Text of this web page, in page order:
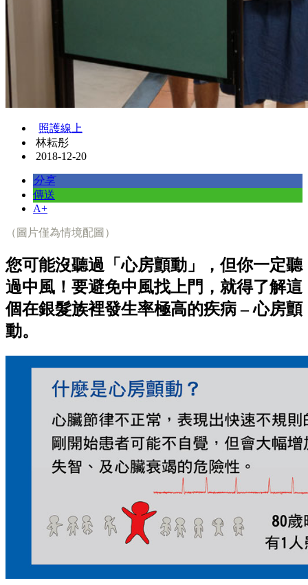
照護線上
林耘彤
2018-12-20
分享
傳送
A+
（圖片僅為情境配圖）
您可能沒聽過「心房顫動」，但你一定聽
過中風！要避免中風找上門，就得了解這
個在銀髮族裡發生率極高的疾病 – 心房顫
動。